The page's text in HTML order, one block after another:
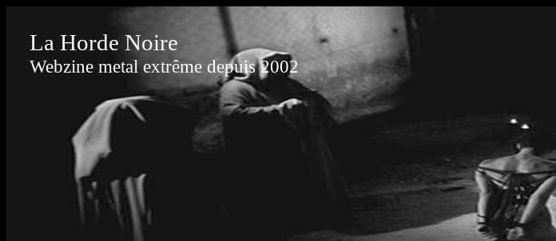
La Horde Noire
Webzine metal extrême depuis 2002